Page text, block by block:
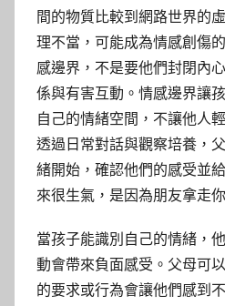
間的物質比較到網路世界的
理不當，可能成為情感創傷
感邊界，不是要他們封閉內
係與有害互動。情感邊界讓
自己的情緒空間，不讓他人
透過日常對話與觀察培養，
緒開始，確認他們的感受並
來很生氣，是因為朋友拿走
當孩子能識別自己的情緒，
動會帶來負面感受。父母可
的要求或行為會讓他們感到